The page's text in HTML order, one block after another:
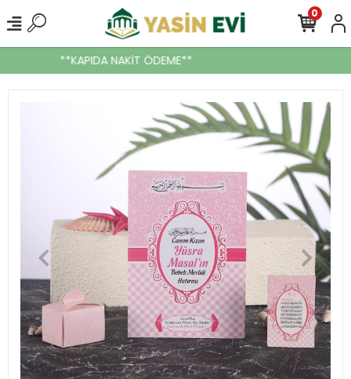
**KAPIDA NAKİT ÖDEME**
0